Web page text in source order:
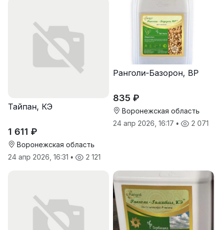
Тайпан, КЭ
1 611 ₽
Воронежская область
24 апр 2026, 16:31 • 2 121
Ранголи-Базорон, ВР
835 ₽
Воронежская область
24 апр 2026, 16:17 • 2 071